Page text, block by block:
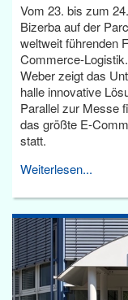
Vom 23. bis zum
Bizerba auf der
weltweit führenden
Commerce-
Weber zeigt das
halle innovative
Parallel zur Messe
das größte E-
statt.
Weiterlesen...